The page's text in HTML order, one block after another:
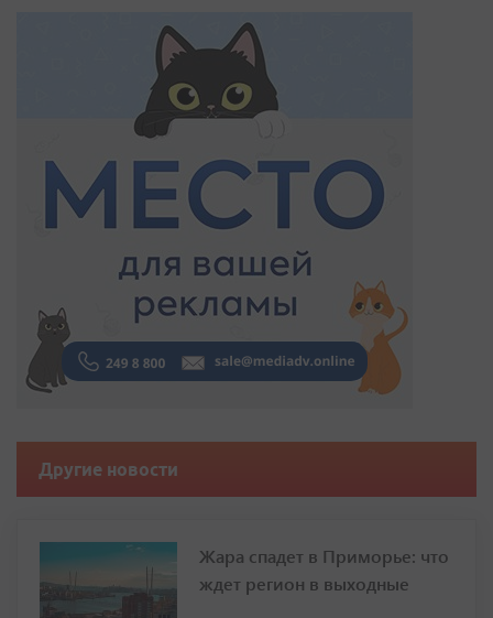
Другие новости
Жара спадет в Приморье: что
ждет регион в выходные